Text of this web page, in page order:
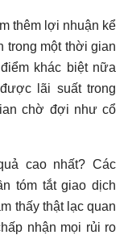
thêm lợi nhuận kể
trong một thời gian
khác biệt nữa
lãi suất trong
chờ đợi như cổ
cao nhất? Các
tóm tắt giao dịch
thấy thật lạc quan
nhận mọi rủi ro